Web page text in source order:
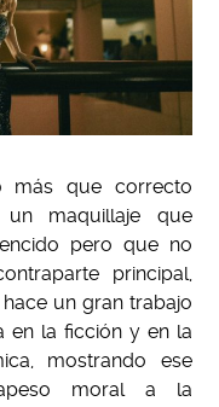
más que correcto
maquillaje que
pero que no
principal,
un gran trabajo
en la ficción y en la
mostrando ese
moral a la